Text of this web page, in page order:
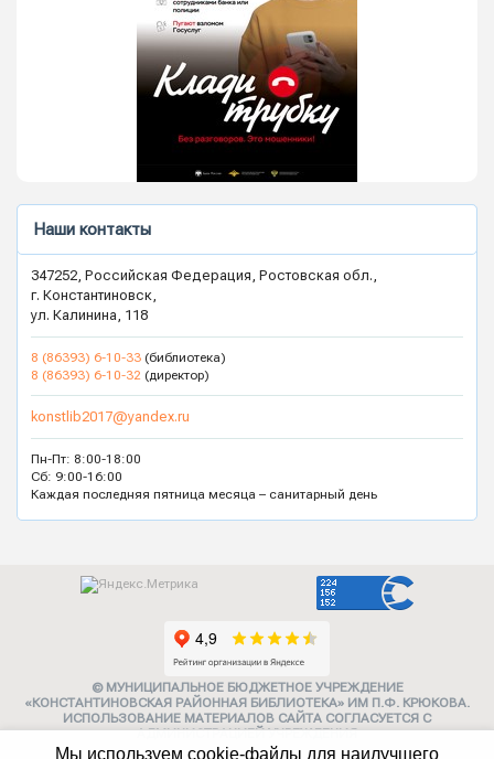
Наши контакты
347252, Российская Федерация, Ростовская обл.,
г. Константиновск,
ул. Калинина, 118
8 (86393) 6-10-33 (библиотека)
8 (86393) 6-10-32 (директор)
konstlib2017@yandex.ru
Пн-Пт: 8:00-18:00
Сб: 9:00-16:00
Каждая последняя пятница месяца – санитарный день
Мы используем cookie-файлы для наилучшего
© МУНИЦИПАЛЬНОЕ БЮДЖЕТНОЕ УЧРЕЖДЕНИЕ
«КОНСТАНТИНОВСКАЯ РАЙОННАЯ БИБЛИОТЕКА» ИМ П.Ф. КРЮКОВА.
ИСПОЛЬЗОВАНИЕ МАТЕРИАЛОВ САЙТА СОГЛАСУЕТСЯ С
АДМИНИСТРАЦИЕЙ УЧРЕЖДЕНИЯ